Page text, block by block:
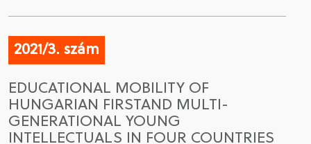
2021/3. szám
EDUCATIONAL MOBILITY OF
HUNGARIAN FIRSTAND MULTI-
GENERATIONAL YOUNG
INTELLECTUALS IN FOUR COUNTRIES